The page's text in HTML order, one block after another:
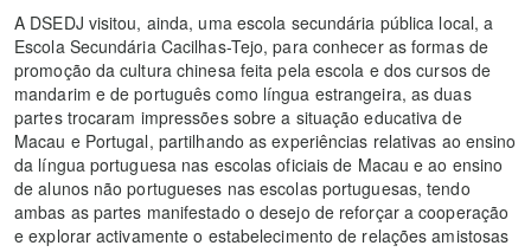
A DSEDJ visitou, ainda, uma escola secundária pública local, a
Escola Secundária Cacilhas-Tejo, para conhecer as formas de
promoção da cultura chinesa feita pela escola e dos cursos de
mandarim e de português como língua estrangeira, as duas
partes trocaram impressões sobre a situação educativa de
Macau e Portugal, partilhando as experiências relativas ao ensino
da língua portuguesa nas escolas oficiais de Macau e ao ensino
de alunos não portugueses nas escolas portuguesas, tendo
ambas as partes manifestado o desejo de reforçar a cooperação
e explorar activamente o estabelecimento de relações amistosas